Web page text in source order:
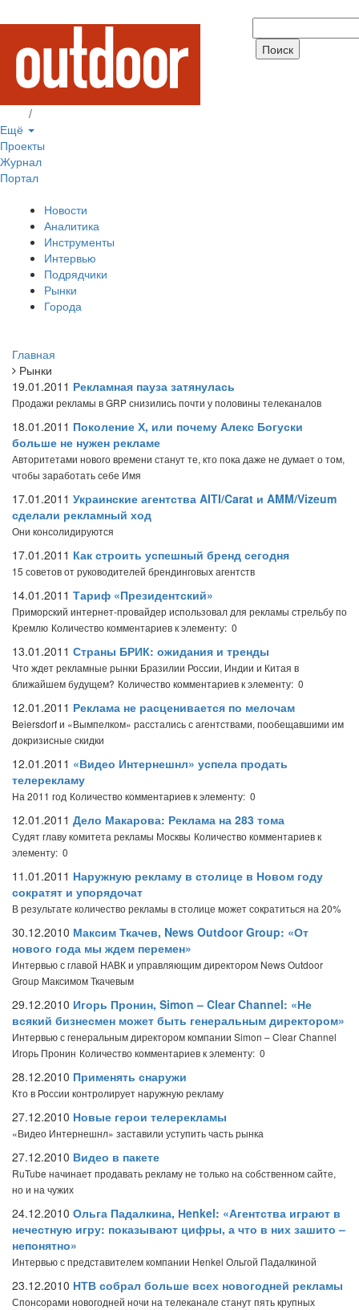
/
Ещё
Проекты
Журнал
Портал
Новости
Аналитика
Инструменты
Интервью
Подрядчики
Рынки
Города
Главная
Рынки
19.01.2011 Рекламная пауза затянулась
Продажи рекламы в GRP снизились почти у половины телеканалов
18.01.2011 Поколение Х, или почему Алекс Богуски
больше не нужен рекламе
Авторитетами нового времени станут те, кто пока даже не думает о том,
чтобы заработать себе Имя
17.01.2011 Украинские агентства AITI/Carat и AMM/Vizeum
сделали рекламный ход
Они консолидируются
17.01.2011 Как строить успешный бренд сегодня
15 советов от руководителей брендинговых агентств
14.01.2011 Тариф «Президентский»
Приморский интернет-провайдер использовал для рекламы стрельбу по
Кремлю Количество комментариев к элементу: 0
13.01.2011 Страны БРИК: ожидания и тренды
Что ждет рекламные рынки Бразилии России, Индии и Китая в
ближайшем будущем? Количество комментариев к элементу: 0
12.01.2011 Реклама не расценивается по мелочам
Beiersdorf и «Вымпелком» расстались с агентствами, пообещавшими им
докризисные скидки
12.01.2011 «Видео Интернешнл» успела продать
телерекламу
На 2011 год Количество комментариев к элементу: 0
12.01.2011 Дело Макарова: Реклама на 283 тома
Судят главу комитета рекламы Москвы Количество комментариев к
элементу: 0
11.01.2011 Наружную рекламу в столице в Новом году
сократят и упорядочат
В результате количество рекламы в столице может сократиться на 20%
30.12.2010 Максим Ткачев, News Outdoor Group: «От
нового года мы ждем перемен»
Интервью с главой НАВК и управляющим директором News Outdoor
Group Максимом Ткачевым
29.12.2010 Игорь Пронин, Simon – Clear Channel: «Не
всякий бизнесмен может быть генеральным директором»
Интервью с генеральным директором компании Simon – Clear Channel
Игорь Пронин Количество комментариев к элементу: 0
28.12.2010 Применять снаружи
Кто в России контролирует наружную рекламу
27.12.2010 Новые герои телерекламы
«Видео Интернешнл» заставили уступить часть рынка
27.12.2010 Видео в пакете
RuTube начинает продавать рекламу не только на собственном сайте,
но и на чужих
24.12.2010 Ольга Падалкина, Нenkel: «Агентства играют в
нечестную игру: показывают цифры, а что в них зашито –
непонятно»
Интервью с представителем компании Henkel Ольгой Падалкиной
23.12.2010 НТВ собрал больше всех новогодней рекламы
Спонсорами новогодней ночи на телеканале станут пять крупных